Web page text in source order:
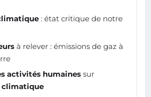
: état critique de notre
à relever : émissions de gaz à
activités humaines sur
climatique